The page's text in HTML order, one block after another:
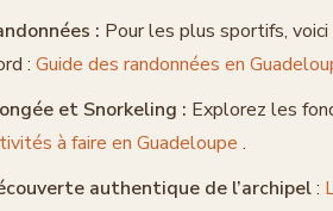
: Pour les plus sportifs,
: Guide des randonnées en
et Snorkeling : Explorez les
à faire en Guadeloupe .
authentique de l’archipel: